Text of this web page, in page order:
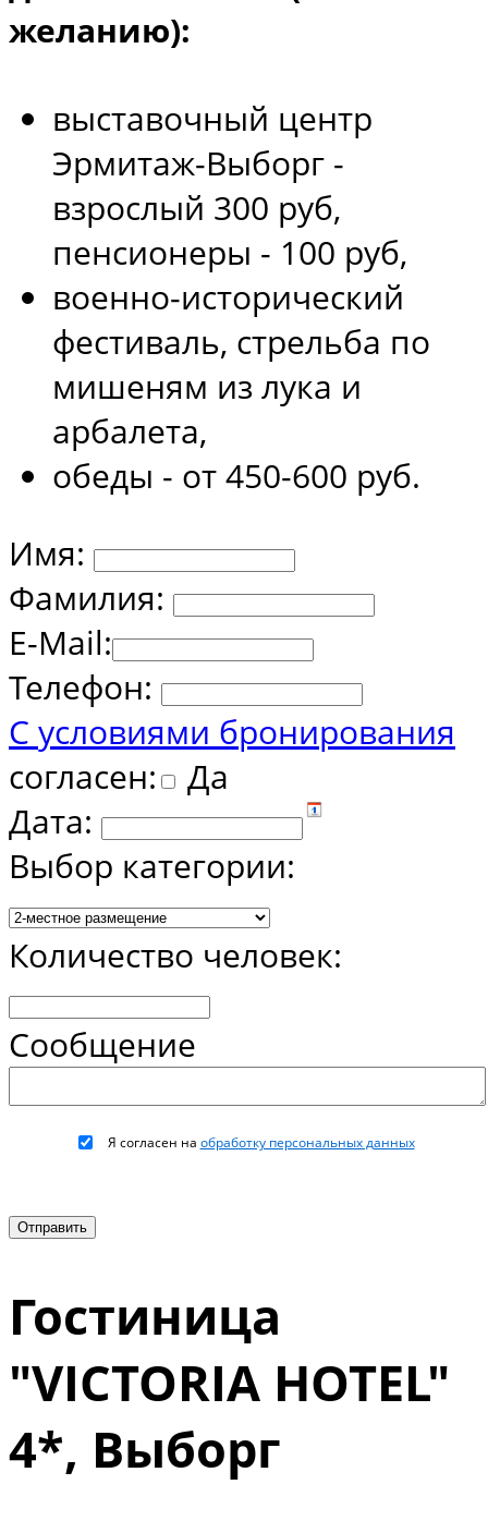
желанию):
выставочный центр
Эрмитаж-Выборг -
взрослый 300 руб,
пенсионеры - 100 руб,
военно-исторический
фестиваль, стрельба по
мишеням из лука и
арбалета,
обеды - от 450-600 руб.
Имя:
Фамилия:
E-Mail:
Телефон:
С условиями бронирования
согласен:
Да
Дата:
Выбор категории:
Количество человек:
Сообщение
Я согласен на обработку персональных данных
Гостиница
"VICTORIA HOTEL"
4*, Выборг